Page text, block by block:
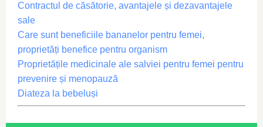
Contractul de căsătorie, avantajele și dezavantajele
sale
Care sunt beneficiile bananelor pentru femei,
proprietăți benefice pentru organism
Proprietățile medicinale ale salviei pentru femei pentru
prevenire și menopauză
Diateza la bebeluși